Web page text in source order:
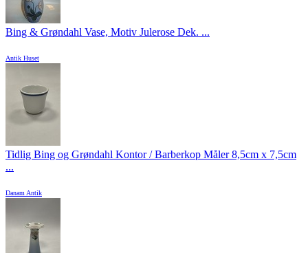
Bing & Grøndahl Vase, Motiv Julerose Dek. ...
Antik Huset
Tidlig Bing og Grøndahl Kontor / Barberkop Måler 8,5cm x 7,5cm
...
Danam Antik